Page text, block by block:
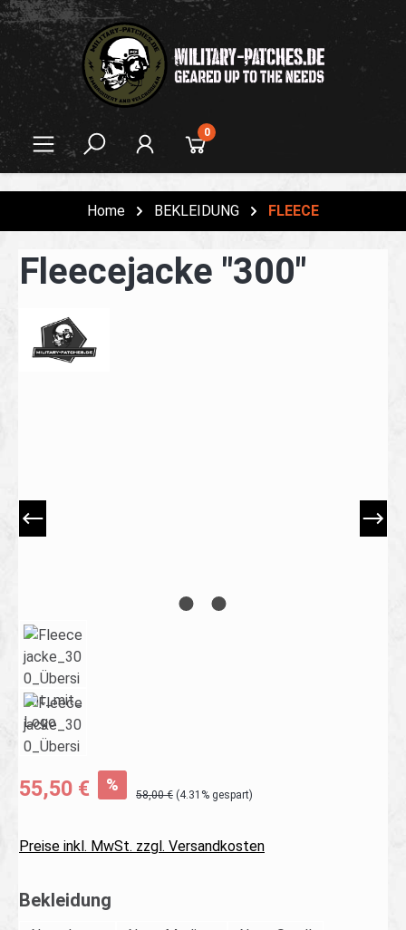
springen
0
Home BEKLEIDUNG FLEECE
Fleecejacke "300"
55,50 € %
58,00 € (4.31% gespart)
Preise inkl. MwSt. zzgl. Versandkosten
Bekleidung